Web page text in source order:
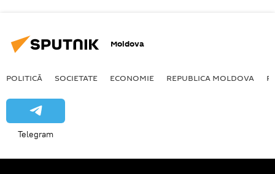
Moldova
POLITICĂ SOCIETATE ECONOMIE REPUBLICA MOLDOVA
Telegram